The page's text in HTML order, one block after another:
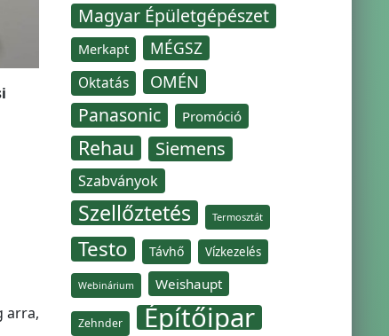
arra,
Magyar Épületgépészet
Merkapt MÉGSZ
Oktatás OMÉN
Panasonic Promóció
Rehau Siemens
Szabványok
Szellőztetés Termosztát
Testo Távhő Vízkezelés
Webinárium Weishaupt
Zehnder Építőipar